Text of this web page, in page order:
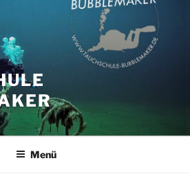
Menü